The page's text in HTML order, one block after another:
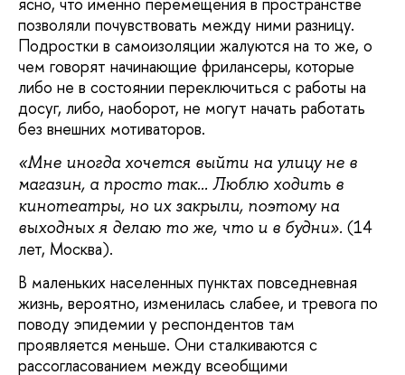
позволяли почувствовать между ними разницу.
Подростки в самоизоляции жалуются на то же, о
чем говорят начинающие фрилансеры, которые
либо не в состоянии переключиться с работы на
досуг, либо, наоборот, не могут начать работать
без внешних мотиваторов.
«Мне иногда хочется выйти на улицу не в
магазин, а просто так... Люблю ходить в
кинотеатры, но их закрыли, поэтому на
выходных я делаю то же, что и в будни». (14
лет, Москва).
В маленьких населенных пунктах повседневная
жизнь, вероятно, изменилась слабее, и тревога по
поводу эпидемии у респондентов там
проявляется меньше. Они сталкиваются с
рассогласованием между всеобщими